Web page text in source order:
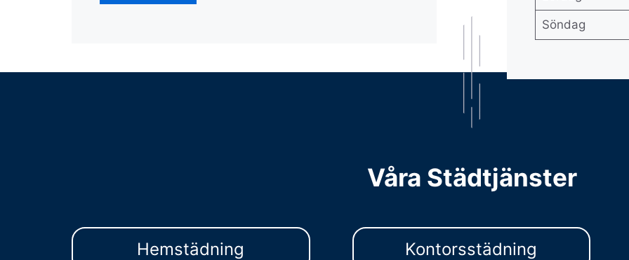
Söndag
Våra Städtjänster
Hemstädning Kontorsstädning